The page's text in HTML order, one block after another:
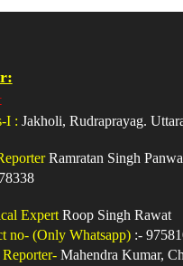
I : Jakholi, Rudraprayag.
Ramratan Singh
ExpertRoop Singh Rawat
no- (Only Whatsapp) :-
Reporter-Mahendra Kumar,